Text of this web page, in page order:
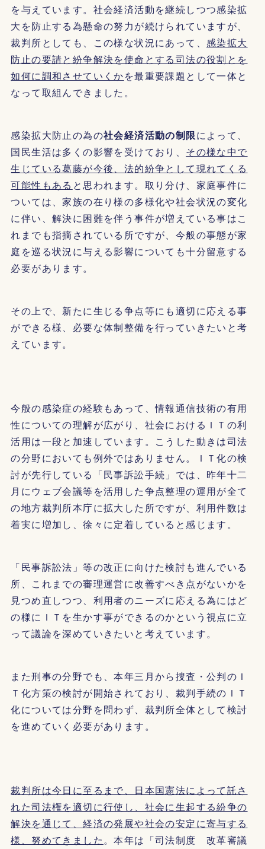
を与えています。社会経済活動を継続しつつ感染拡
大を防止する為懸命の努力が続けられていますが、
裁判所としても、この様な状況にあって、 感染拡大
防止の要請と紛争解決を使命とする司法の役割とを
如何に調和させていくかを最重要課題として一体と
なって取組んできました。
感染拡大防止の為の社会経済活動の制限によって、
国民生活は多くの影響を受けており、 その様な中で
生じている葛藤が今後、法的紛争として現れてくる
可能性もある と思われます。取り分け、家庭事件に
ついては、家族の在り様の多様化や社会状況の変化
に伴い、解決に困難を伴う事件が増えている事はこ
れまでも指摘されている所ですが、今般の事態が家
庭を巡る状況に与える影響についても十分留意する
必要があります。
その上で、新たに生じる争点等にも適切に応える事
ができる様、必要な体制整備を行っていきたいと考
えています。
今般の感染症の経験もあって、情報通信技術の有用
性についての理解が広がり、社会におけるＩＴの利
活用は一段と加速しています。こうした動きは司法
の分野においても例外ではありません。ＩＴ化の検
討が先行している「民事訴訟手続」では、昨年十二
月にウェブ会議等を活用した争点整理の運用が全て
の地方裁判所本庁に拡大した所ですが、利用件数は
着実に増加し、徐々に定着していると感じます。
「民事訴訟法」等の改正に向けた検討も進んでいる
所、これまでの審理運営に改善すべき点がないかを
見つめ直しつつ、利用者のニーズに応える為にはど
の様にＩＴを生かす事ができるのかという視点に立
って議論を深めていきたいと考えています。
また刑事の分野でも、本年三月から捜査・公判のＩ
Ｔ化方策の検討が開始されており、裁判手続のＩＴ
化については分野を問わず、裁判所全体として検討
を進めていく必要があります。
裁判所は今日に至るまで、日本国憲法によって託さ
れた司法権を適切に行使し、社会に生起する紛争の
解決を通じて、経済の発展や社会の安定に寄与する
様、努めてきました。本年は「司法制度 改革審議